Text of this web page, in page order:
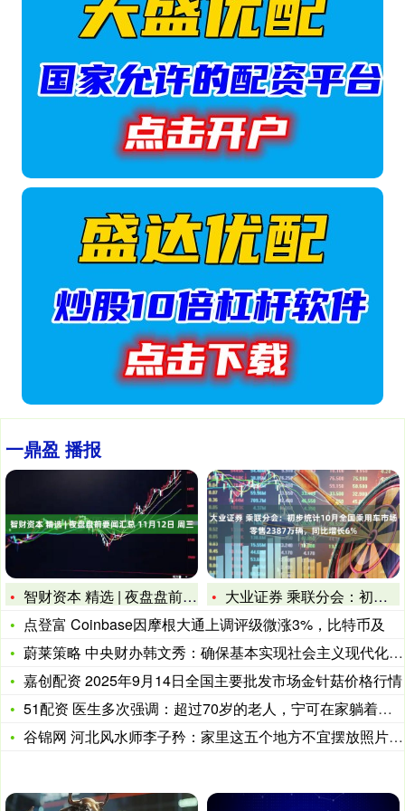
一鼎盈 播报
智财资本 精选 | 夜盘盘前要闻汇总 11月12日 周三
大业证券 乘联分会：初步统计10月全国乘用车市场零售2387
点登富 Coinbase因摩根大通上调评级微涨3%，比特币及
蔚莱策略 中央财办韩文秀：确保基本实现社会主义现代化取得决定
嘉创配资 2025年9月14日全国主要批发市场金针菇价格行情
51配资 医生多次强调：超过70岁的老人，宁可在家躺着，冬天
谷锦网 河北风水师李子矜：家里这五个地方不宜摆放照片，暗藏风